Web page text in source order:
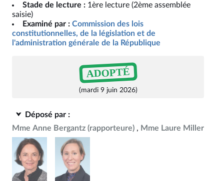
Stade de lecture : 1ère lecture (2ème assemblée
saisie)
Examiné par : Commission des lois
constitutionnelles, de la législation et de
l'administration générale de la République
ADOPTÉ
(mardi 9 juin 2026)
Déposé par :
Mme Anne Bergantz (rapporteure) Mme Laure Miller